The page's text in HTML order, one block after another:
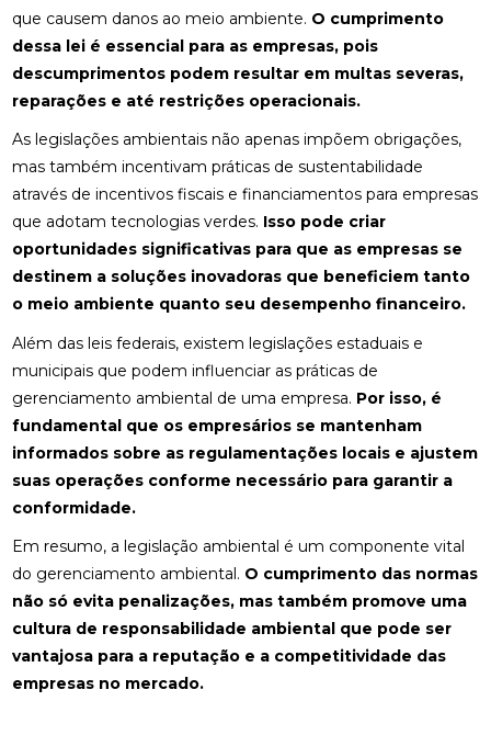
que causem danos ao meio ambiente. O cumprimento
dessa lei é essencial para as empresas, pois
descumprimentos podem resultar em multas severas,
reparações e até restrições operacionais.
As legislações ambientais não apenas impõem obrigações,
mas também incentivam práticas de sustentabilidade
através de incentivos fiscais e financiamentos para empresas
que adotam tecnologias verdes. Isso pode criar
oportunidades significativas para que as empresas se
destinem a soluções inovadoras que beneficiem tanto
o meio ambiente quanto seu desempenho financeiro.
Além das leis federais, existem legislações estaduais e
municipais que podem influenciar as práticas de
gerenciamento ambiental de uma empresa. Por isso, é
fundamental que os empresários se mantenham
informados sobre as regulamentações locais e ajustem
suas operações conforme necessário para garantir a
conformidade.
Em resumo, a legislação ambiental é um componente vital
do gerenciamento ambiental. O cumprimento das normas
não só evita penalizações, mas também promove uma
cultura de responsabilidade ambiental que pode ser
vantajosa para a reputação e a competitividade das
empresas no mercado.